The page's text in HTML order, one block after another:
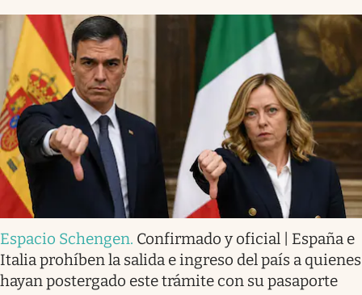
Espacio Schengen. Confirmado y oficial | España e
Italia prohíben la salida e ingreso del país a quienes
hayan postergado este trámite con su pasaporte